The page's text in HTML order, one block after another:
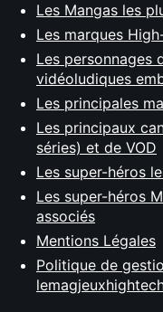
Les Mangas les
Les marques
Les personnages
vidéoludiques
Les principales
Les principaux
séries) et de VOD
Les super-héros
Les super-héros
associés
Mentions Légales
Politique de